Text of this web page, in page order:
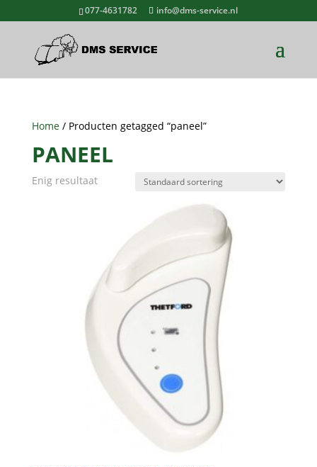
077-4631782 info@dms-service.nl
Home/ Producten getagged “paneel”
PANEEL
Enig resultaat